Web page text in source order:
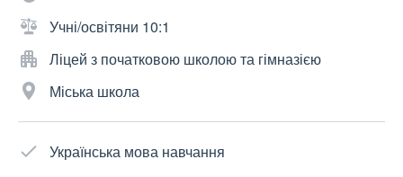
Учні/освітяни 10:1
Ліцей з початковою школою та гімназією
Міська школа
Українська мова навчання